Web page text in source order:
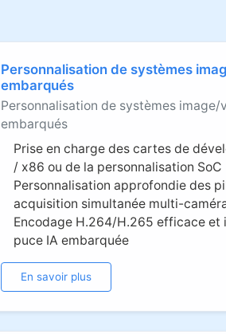
Personnalisation de systèmes
embarqués
Personnalisation de systèmes image/
embarqués
Prise en charge des cartes de
/ x86 ou de la personnalisation SoC
Personnalisation approfondie des
acquisition simultanée multi-
Encodage H.264/H.265 efficace et
puce IA embarquée
En savoir plus